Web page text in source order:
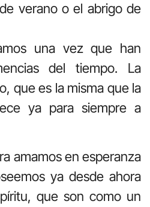
verano o el abrigo de
una vez que han
del tiempo. La
que es la misma que la
ya para siempre a
amamos en esperanza
ya desde ahora
que son como un